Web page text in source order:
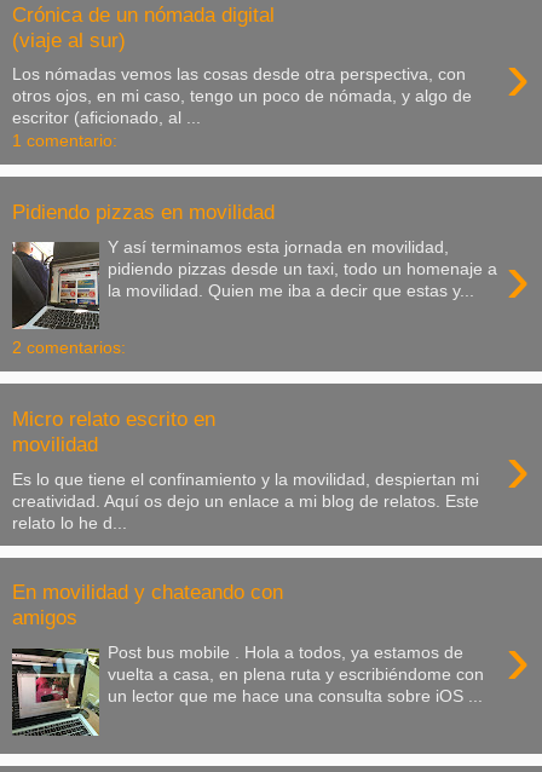
Crónica de un nómada digital
(viaje al sur)
›
Los nómadas vemos las cosas desde otra perspectiva, con
otros ojos, en mi caso, tengo un poco de nómada, y algo de
escritor (aficionado, al ...
1 comentario:
Pidiendo pizzas en movilidad
›
Y así terminamos esta jornada en movilidad,
pidiendo pizzas desde un taxi, todo un homenaje a
la movilidad. Quien me iba a decir que estas y...
2 comentarios:
Micro relato escrito en
movilidad
›
Es lo que tiene el confinamiento y la movilidad, despiertan mi
creatividad. Aquí os dejo un enlace a mi blog de relatos. Este
relato lo he d...
En movilidad y chateando con
amigos
›
Post bus mobile . Hola a todos, ya estamos de
vuelta a casa, en plena ruta y escribiéndome con
un lector que me hace una consulta sobre iOS ...